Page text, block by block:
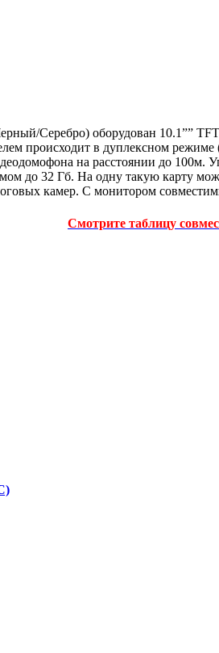
Серебро) оборудован 10.1””
происходит в дуплексном
на расстоянии до
до 32 Гб. На одну такую карту
камер. С монитором
Смотрите таблицу